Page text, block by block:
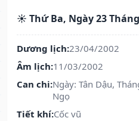
☀️ Thứ Ba, Ngày 23
Dương lịch:23/04/2002
Âm lịch:11/03/2002
Can chi:Ngày: Tân Dậu,
Ngọ
Tiết khí:Cốc vũ